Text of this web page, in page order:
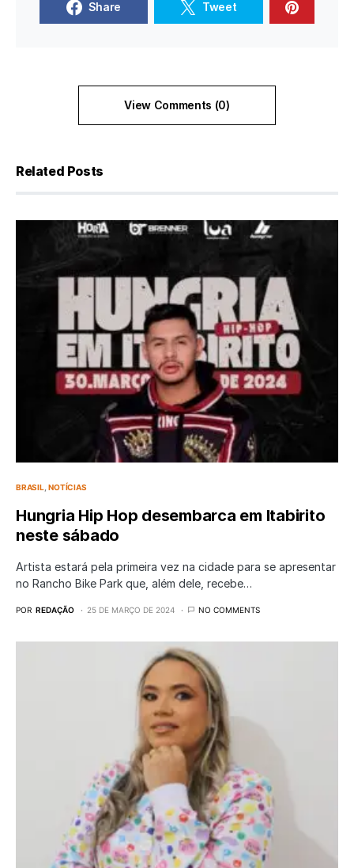
Share Tweet
View Comments (0)
Related Posts
BRASIL NOTÍCIAS
Hungria Hip Hop desembarca em Itabirito
neste sábado
Artista estará pela primeira vez na cidade para se apresentar
no Rancho Bike Park que, além dele, recebe…
POR REDAÇÃO 25 DE MARÇO DE 2024 NO COMMENTS